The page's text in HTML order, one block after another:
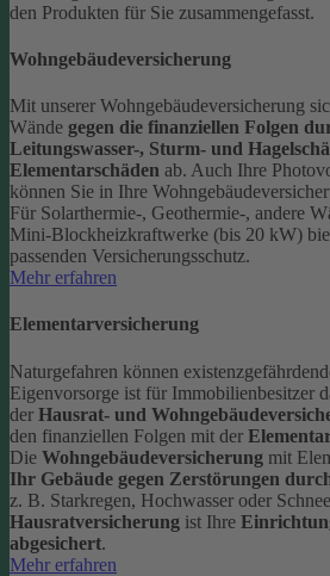
den Produkten für Sie zusammengefasst.
Wohngebäudeversicherung
Mit unserer Wohngebäudeversicherung
Wände gegen die finanziellen Folgen
Leitungswasser-, Sturm- und
Elementarschäden ab. Auch Ihre
können Sie in Ihre
Für Solarthermie-, Geothermie-, andere
Mini-Blockheizkraftwerke (bis 20 kW)
passenden Versicherungsschutz.
Mehr erfahren
Elementarversicherung
Naturgefahren können
Eigenvorsorge ist für Immobilienbesitzer
der Hausrat- und
den finanziellen Folgen mit der
Die Wohngebäudeversicherung mit
Ihr Gebäude gegen Zerstörungen
z. B. Starkregen, Hochwasser oder
Hausratversicherung ist Ihre
abgesichert.
Mehr erfahren